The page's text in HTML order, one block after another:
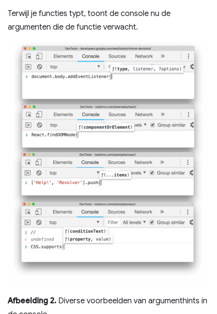
Terwijl je functies typt, toont de console nu de
argumenten die de functie verwacht.
Afbeelding 2. Diverse voorbeelden van argumenthints in